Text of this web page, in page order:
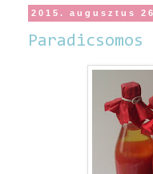
2015. augusztus
Paradicsomos